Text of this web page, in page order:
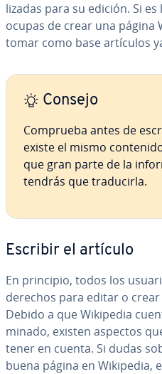
li­za­das para su edición. Si
ocupas de crear una página
tomar como base artículos
Consejo
Comprueba antes de
existe el mismo
que gran parte de la
tendrás que tra­du­ci­r­la.
Escribir el artículo
En principio, todos los
derechos para editar o
Debido a que Wikipedia
mi­na­do, existen aspectos
tener en cuenta. Si dudas
buena página en Wikipedia,